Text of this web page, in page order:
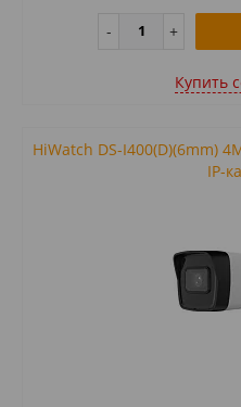
Купить
HiWatch DS-I400(D)(6mm)
IP-